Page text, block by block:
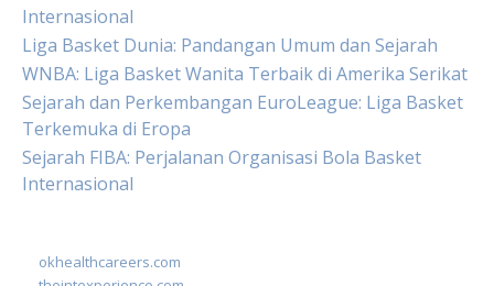
Internasional
Liga Basket Dunia: Pandangan Umum dan Sejarah
WNBA: Liga Basket Wanita Terbaik di Amerika Serikat
Sejarah dan Perkembangan EuroLeague: Liga Basket
Terkemuka di Eropa
Sejarah FIBA: Perjalanan Organisasi Bola Basket
Internasional
okhealthcareers.com